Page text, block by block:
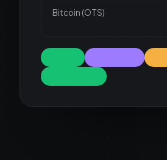
Bitcoin (OTS)